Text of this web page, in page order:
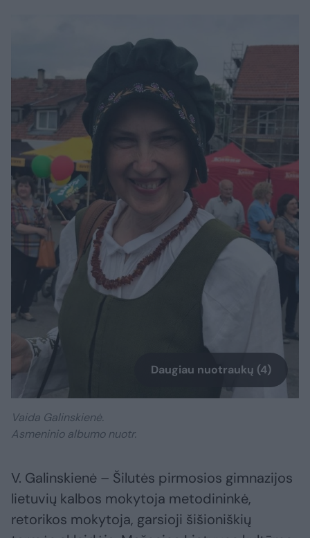
Daugiau nuotraukų (4)
Vaida Galinskienė.
Asmeninio albumo nuotr.
V. Galinskienė – Šilutės pirmosios gimnazijos
lietuvių kalbos mokytoja metodininkė,
retorikos mokytoja, garsioji šišioniškių